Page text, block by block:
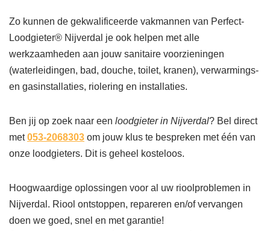
Zo kunnen de gekwalificeerde vakmannen van Perfect-
Loodgieter® Nijverdal je ook helpen met alle
werkzaamheden aan jouw sanitaire voorzieningen
(waterleidingen, bad, douche, toilet, kranen), verwarmings-
en gasinstallaties, riolering en installaties.
Ben jij op zoek naar een loodgieter in Nijverdal? Bel direct
met053-2068303 om jouw klus te bespreken met één van
onze loodgieters. Dit is geheel kosteloos.
Hoogwaardige oplossingen voor al uw rioolproblemen in
Nijverdal. Riool ontstoppen, repareren en/of vervangen
doen we goed, snel en met garantie!